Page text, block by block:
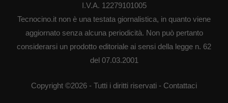
I.V.A. 12279101005
Tecnocino.it non è una testata giornalistica, in quanto viene
aggiornato senza alcuna periodicità. Non può pertanto
considerarsi un prodotto editoriale ai sensi della legge n. 62
del 07.03.2001
Copyright ©2026 - Tutti i diritti riservati - Contattaci